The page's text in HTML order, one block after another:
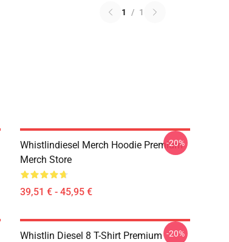
1 / 1
Whistlindiesel Merch Hoodie Premium
Merch Store
39,51 € - 45,95 €
-20%
Whistlin Diesel 8 T-Shirt Premium -20%